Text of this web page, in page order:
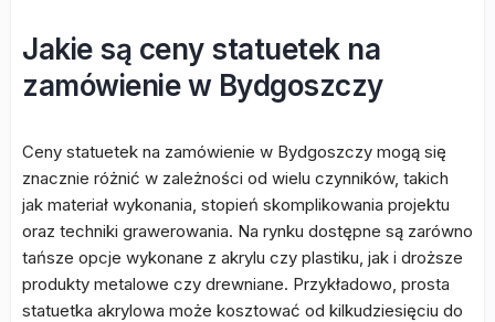
Jakie są ceny statuetek na
zamówienie w Bydgoszczy
Ceny statuetek na zamówienie w Bydgoszczy mogą się
znacznie różnić w zależności od wielu czynników, takich
jak materiał wykonania, stopień skomplikowania projektu
oraz techniki grawerowania. Na rynku dostępne są zarówno
tańsze opcje wykonane z akrylu czy plastiku, jak i droższe
produkty metalowe czy drewniane. Przykładowo, prosta
statuetka akrylowa może kosztować od kilkudziesięciu do